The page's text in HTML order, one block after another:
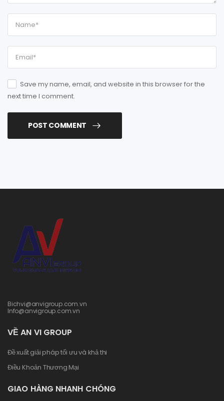
Save my name, email, and website in this browser for the
next time I comment.
POST COMMENT
Bichvi@anvigroup.com.vn
Info@anvigroup.com.vn
VỀ AN VI GROUP
Đề xuất giải pháp tối ưu và khả thi
Điều Khoản Thương Mại
GIAO HÀNG NHANH CHÓNG